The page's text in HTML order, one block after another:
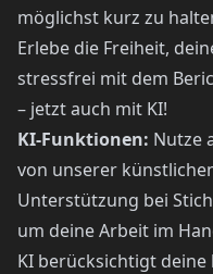
möglichst kurz zu
Erlebe die Freiheit,
stressfrei mit dem
– jetzt auch mit KI!
KI-Funktionen: Nutze
von unserer
Unterstützung bei
um deine Arbeit im
KI berücksichtigt